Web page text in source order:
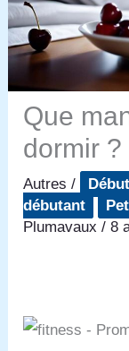
Que
dormir ?
Autres /
débutant
Plumavaux/8